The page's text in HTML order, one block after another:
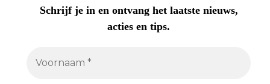
Schrijf je in en ontvang het laatste nieuws,
acties en tips.